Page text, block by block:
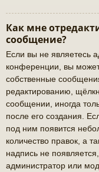
Как мне
сообщение?
Если вы не являетесь
конференции, вы
собственные
редактированию,
сообщении, иногда
после его создания.
под ним появится
количество правок, а
надпись не
администратор или